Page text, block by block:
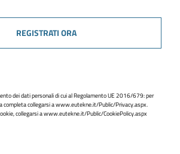
REGISTRATI ORA
dei dati personali di cui al Regolamento UE 2016/679: per
completa collegarsi awww.eutekne.it/Public/Privacy.aspx.
collegarsi awww.eutekne.it/Public/CookiePolicy.aspx